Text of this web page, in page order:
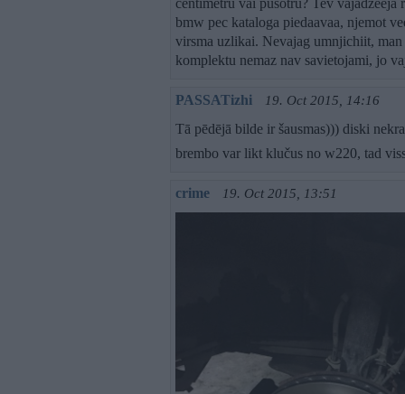
centimetru vai pusotru? Tev vajadzeeja
bmw pec kataloga piedaavaa, njemot
virsma uzlikai. Nevajag umnjichiit,
komplektu nemaz nav savietojami, jo
PASSATizhi 19. Oct 2015, 14:16
Tā pēdējā bilde ir šausmas))) diski
brembo var likt klučus no w220, tad
crime 19. Oct 2015, 13:51